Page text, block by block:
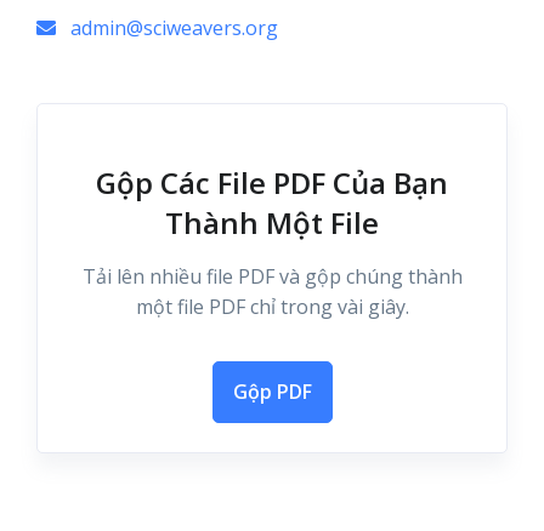
admin@sciweavers.org
Gộp Các File PDF Của Bạn
Thành Một File
Tải lên nhiều file PDF và gộp chúng thành
một file PDF chỉ trong vài giây.
Gộp PDF